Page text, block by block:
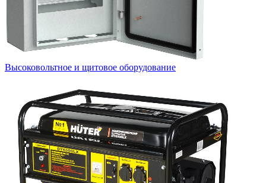
Высоковольтное и щитовое оборудование